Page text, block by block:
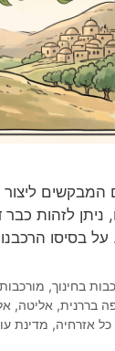
ליצור
ניתן לזהות
על בסיסו
בחינוך,
בררנית, אליטה,
אזרחיה, מדינת